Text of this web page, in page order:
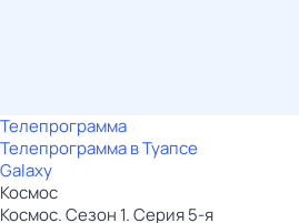
Телепрограмма
Телепрограмма в Туапсе
Galaxy
Космос
Космос. Сезон 1. Серия 5-я